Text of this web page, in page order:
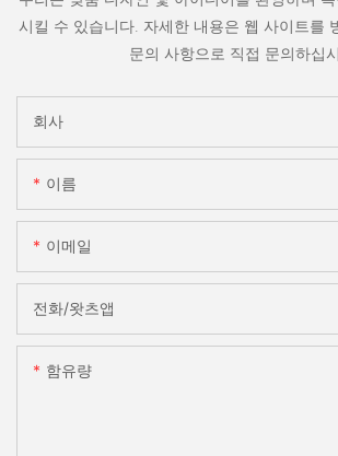
시킬 수 있습니다. 자세한 내용은 웹 사이트를
문의 사항으로 직접 문의하십
회사
이름
이메일
전화/왓츠앱
함유량